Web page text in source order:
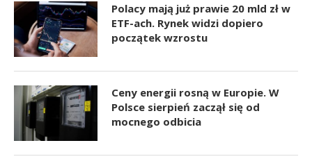
Polacy mają już prawie 20 mld zł w
ETF-ach. Rynek widzi dopiero
początek wzrostu
Ceny energii rosną w Europie. W
Polsce sierpień zaczął się od
mocnego odbicia